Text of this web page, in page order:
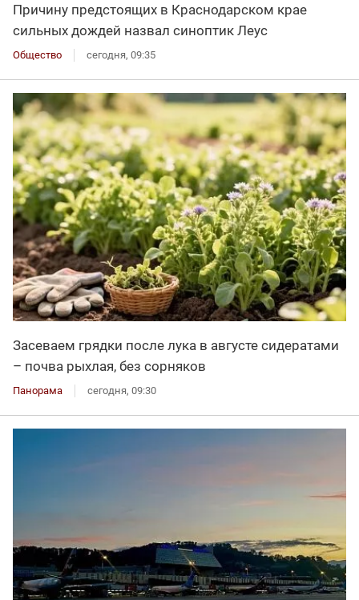
Причину предстоящих в Краснодарском крае
сильных дождей назвал синоптик Леус
Общество сегодня, 09:35
Засеваем грядки после лука в августе сидератами
– почва рыхлая, без сорняков
Панорама сегодня, 09:30